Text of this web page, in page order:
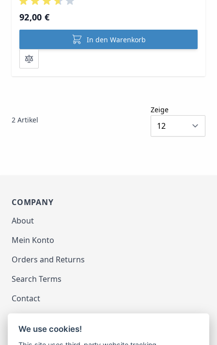
92,00 €
In den Warenkorb
2 Artikel
Zeige
COMPANY
About
Mein Konto
Orders and Returns
Search Terms
Contact
LEGAL
We use cookies!